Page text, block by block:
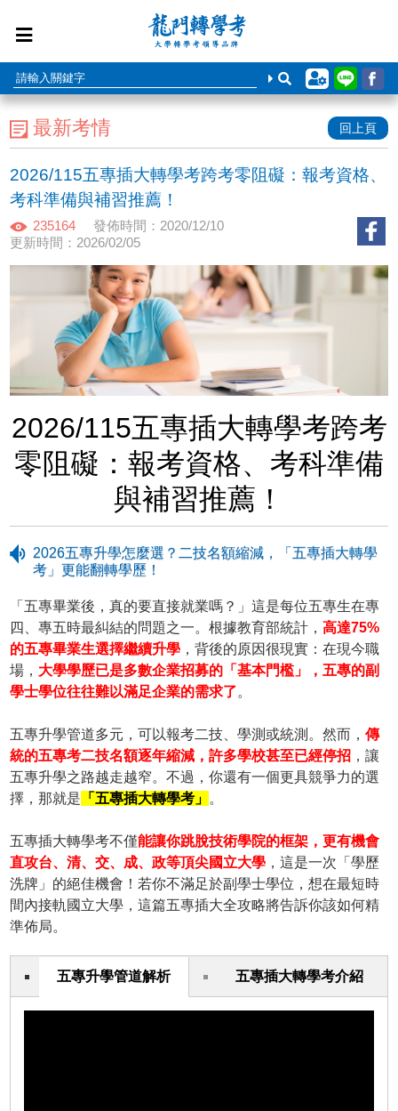
最新考情 回上頁
2026/115五專插大轉學考跨考零阻礙：報考資格、
考科準備與補習推薦！
235164
發佈時間：2020/12/10
更新時間：2026/02/05
2026/115五專插大轉學考跨考
零阻礙：報考資格、考科準備
與補習推薦！
2026五專升學怎麼選？二技名額縮減，「五專插大轉學
考」更能翻轉學歷！
「五專畢業後，真的要直接就業嗎？」這是每位五專生在專
四、專五時最糾結的問題之一。根據教育部統計，高達75%
的五專畢業生選擇繼續升學 ，背後的原因很現實：在現今職
場， 大學學歷已是多數企業招募的「基本門檻」，五專的副
學士學位往往難以滿足企業的需求了。
五專升學管道多元，可以報考二技、學測或統測。然而，傳
統的五專考二技名額逐年縮減，許多學校甚至已經停招 ，讓
五專升學之路越走越窄。不過，你還有一個更具競爭力的選
擇，那就是 「五專插大轉學考」 。
五專插大轉學考不僅能讓你跳脫技術學院的框架，更有機會
直攻台、清、交、成、政等頂尖國立大學 ，這是一次「學歷
洗牌」的絕佳機會！若你不滿足於副學士學位，想在最短時
間內接軌國立大學，這篇五專插大全攻略將告訴你該如何精
準佈局。
五專升學管道解析 五專插大轉學考介紹